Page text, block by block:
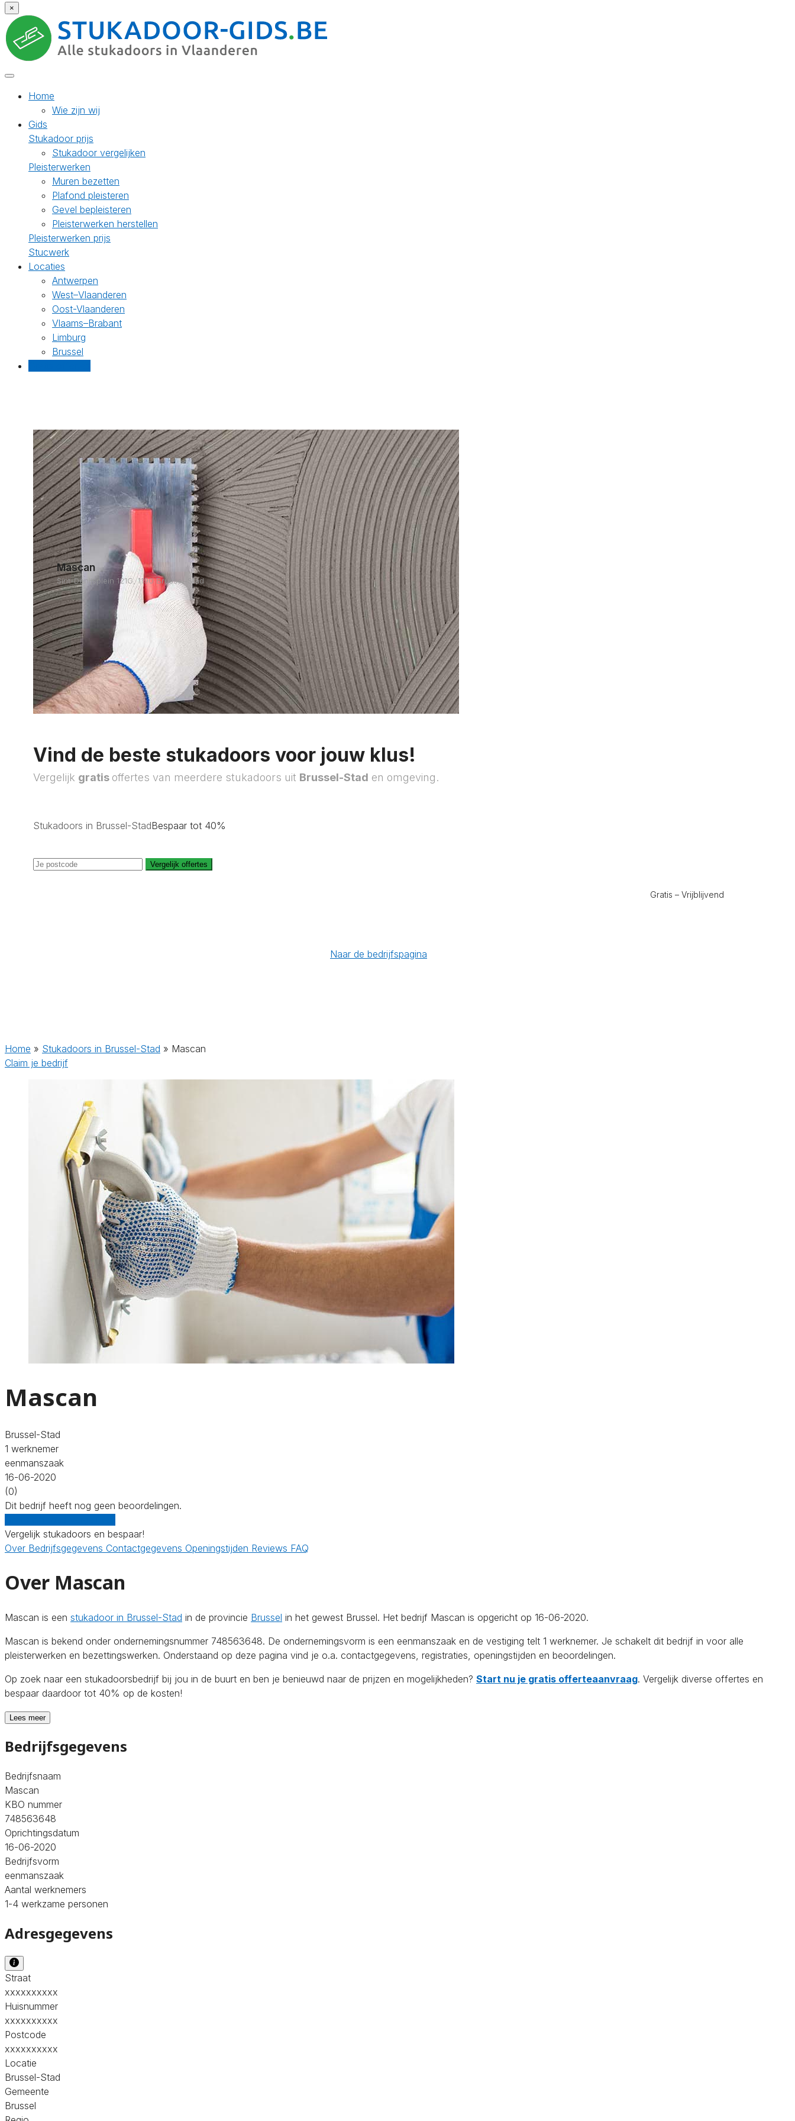
×
Home
Wie zijn wij
Gids
Stukadoor prijs
Stukadoor vergelijken
Pleisterwerken
Muren bezetten
Plafond pleisteren
Gevel bepleisteren
Pleisterwerken herstellen
Pleisterwerken prijs
Stucwerk
Locaties
Antwerpen
West–Vlaanderen
Oost-Vlaanderen
Vlaams–Brabant
Limburg
Brussel
Mascan
Sint-Denijsplein 121G, 1190 Brussel-Stad
Vind de beste stukadoors voor jouw klus!
Vergelijk gratis offertes van meerdere stukadoors uit Brussel-Stad en omgeving.
Stukadoors in Brussel-StadBespaar tot 40%
Vergelijk offertes
Gratis – Vrijblijvend
Naar de bedrijfspagina
Home » Stukadoors in Brussel-Stad » Mascan
Claim je bedrijf
Mascan
Brussel-Stad
1 werknemer
eenmanszaak
16-06-2020
(0)
Dit bedrijf heeft nog geen beoordelingen.
Vergelijk stukadoors en bespaar!
Over Bedrijfsgegevens Contactgegevens Openingstijden Reviews FAQ
Over Mascan
Mascan is een stukadoor in Brussel-Stad in de provincie Brussel in het gewest Brussel. Het bedrijf Mascan is opgericht op 16-06-2020.
Mascan is bekend onder ondernemingsnummer 748563648. De ondernemingsvorm is een eenmanszaak en de vestiging telt 1 werknemer. Je schakelt dit bedrijf in voor alle
pleisterwerken en bezettingswerken. Onderstaand op deze pagina vind je o.a. contactgegevens, registraties, openingstijden en beoordelingen.
Op zoek naar een stukadoorsbedrijf bij jou in de buurt en ben je benieuwd naar de prijzen en mogelijkheden? Start nu je gratis offerteaanvraag. Vergelijk diverse offertes en
bespaar daardoor tot 40% op de kosten!
Lees meer
Bedrijfsgegevens
Bedrijfsnaam
Mascan
KBO nummer
748563648
Oprichtingsdatum
16-06-2020
Bedrijfsvorm
eenmanszaak
Aantal werknemers
1-4 werkzame personen
Adresgegevens
Straat
xxxxxxxxxx
Huisnummer
xxxxxxxxxx
Postcode
xxxxxxxxxx
Locatie
Brussel-Stad
Gemeente
Brussel